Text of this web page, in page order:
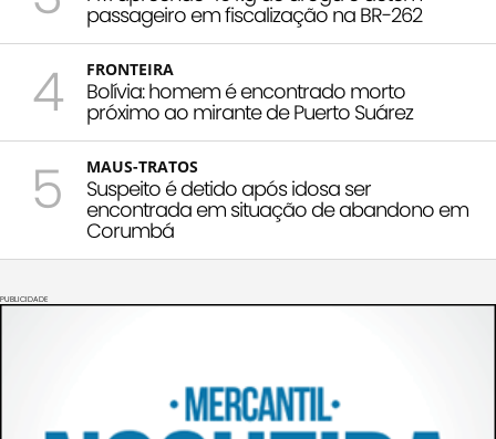
passageiro em fiscalização na BR-262
4 FRONTEIRA
Bolívia: homem é encontrado morto
próximo ao mirante de Puerto Suárez
5 MAUS-TRATOS
Suspeito é detido após idosa ser
encontrada em situação de abandono em
Corumbá
PUBLICIDADE